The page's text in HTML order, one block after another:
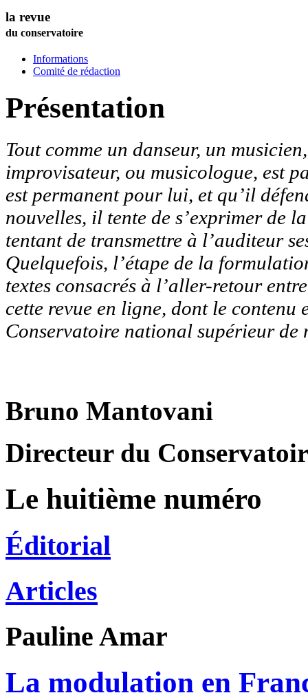
la revue
du conservatoire
Informations
Comité de rédaction
Présentation
Tout comme un danseur, un
improvisateur, ou musicologue, est
est permanent pour lui, et qu’il
nouvelles, il tente de s’exprimer de
tentant de transmettre à l’auditeur
Quelquefois, l’étape de la
textes consacrés à l’aller-retour
cette revue en ligne, dont le contenu
Conservatoire national supérieur de
Bruno Mantovani
Directeur du
Le huitième numéro
Éditorial
Articles
Pauline Amar
La modulation en